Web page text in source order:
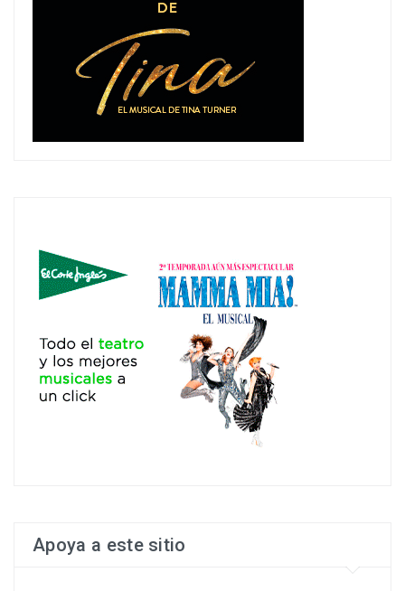
Apoya a este sitio